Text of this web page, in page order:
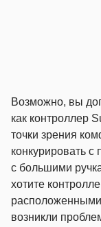
Возможно, вы
как контроллер
точки зрения
конкурировать
с большими
хотите
расположенными
возникли